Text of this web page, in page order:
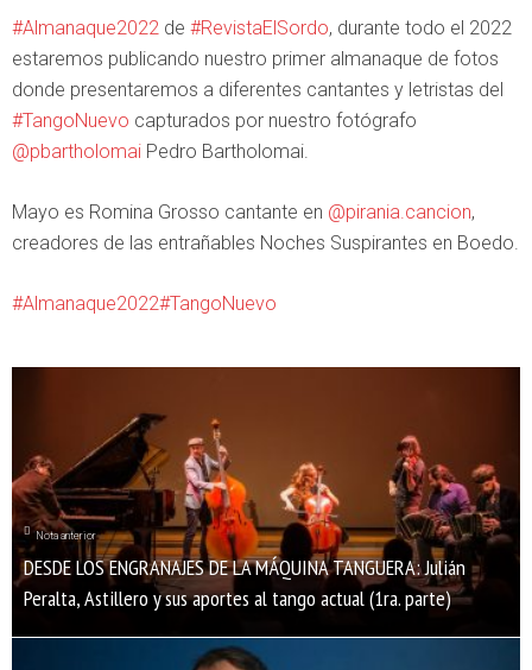
#Almanaque2022 de #RevistaElSordo, durante todo el 2022
estaremos publicando nuestro primer almanaque de fotos
donde presentaremos a diferentes cantantes y letristas del
#TangoNuevo capturados por nuestro fotógrafo
@pbartholomai Pedro Bartholomai.
Mayo es Romina Grosso cantante en @pirania.cancion,
creadores de las entrañables Noches Suspirantes en Boedo.
#Almanaque2022#TangoNuevo
Nota anterior
DESDE LOS ENGRANAJES DE LA MÁQUINA TANGUERA: Julián
Peralta, Astillero y sus aportes al tango actual (1ra. parte)